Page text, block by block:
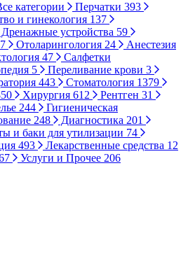
категории Перчатки 393
и гинекология 137
Дренажные устройства 59
Отоларингология 24
Анестезия
47
Салфетки
5 Переливание крови 3
443 Стоматология 1379
Хирургия 612 Рентген 31
244
Гигиеническая
248 Диагностика 201
и баки для утилизации 74
493 Лекарственные средства 12
Услуги и Прочее 206